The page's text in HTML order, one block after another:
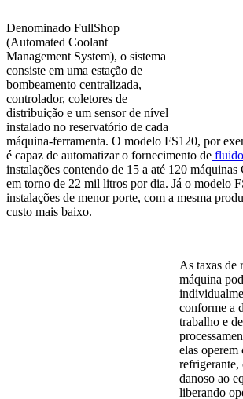
Denominado FullShop
(Automated Coolant
Management System), o sistema
consiste em uma estação de
bombeamento centralizada,
controlador, coletores de
distribuição e um sensor de nível
instalado no reservatório de cada
máquina-ferramenta. O modelo FS120, por
é capaz de automatizar o fornecimento de
instalações contendo de 15 a até 120
em torno de 22 mil litros por dia. Já o modelo
instalações de menor porte, com a mesma
custo mais baixo.
As taxas de
máquina
conforme a
trabalho e
elas
refrigerante,
danoso ao
liberando